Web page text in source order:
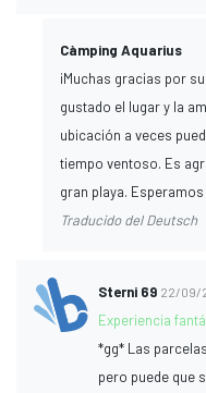
Càmping Aquarius
¡Muchas gracias por
gustado el lugar y la
ubicación a veces
tiempo ventoso. Es
gran playa.
Traducido del Deutsch
Sterni 69 22/09/
Experiencia
*gg* Las
pero puede que